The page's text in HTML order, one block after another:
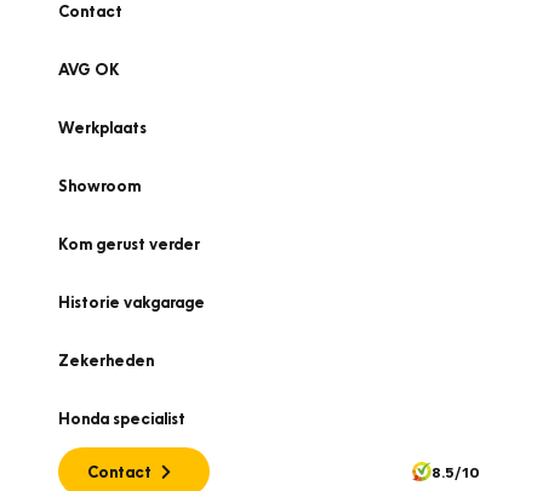
Contact
AVG OK
Werkplaats
Showroom
Kom gerust verder
Historie vakgarage
Zekerheden
Honda specialist
Contact 8.5/10